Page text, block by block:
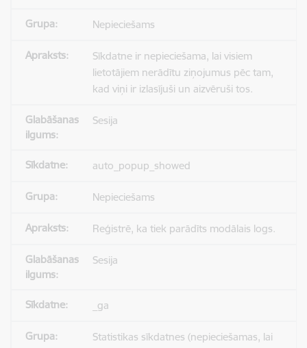
Nepieciešams
Sīkdatne ir nepieciešama, lai visiem
lietotājiem nerādītu ziņojumus pēc tam,
kad viņi ir izlasījuši un aizvēruši tos.
Sesija
auto_popup_showed
Nepieciešams
Reģistrē, ka tiek parādīts modālais logs.
Sesija
_ga
Statistikas sīkdatnes (nepieciešamas, lai